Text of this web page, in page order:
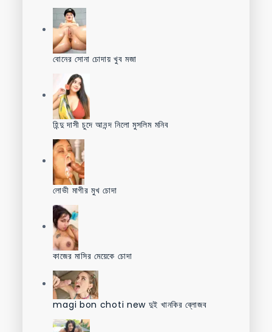
বোনের সোনা চোদায় খুব মজা
হিন্দু দাসী চুদে আনন্দ নিলো মুসলিম মনিব
লোভী মাগীর মুখ চোদা
কাজের মাসির মেয়েকে চোদা
magi bon choti new দুই খানকির ব্লোজব